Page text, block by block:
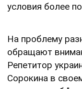
условия более
На проблему
обращают
Репетитор
Сорокина в